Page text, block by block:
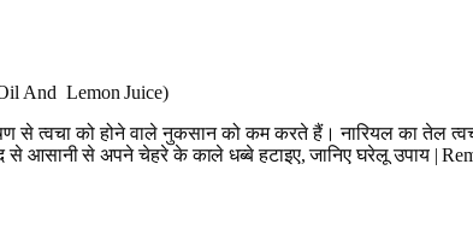
And Lemon Juice)
त्वचा को होने वाले नुकसान को कम करते हैं। नारियल का तेल
से आसानी से अपने चेहरे के काले धब्बे हटाइए, जानिए घरेलू उपाय |